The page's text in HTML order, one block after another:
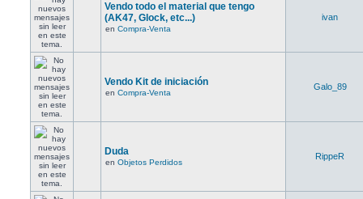
Vendo todo el material que tengo
(AK47, Glock, etc...)
en Compra-Venta
ivan
Vendo Kit de iniciación
en Compra-Venta
Galo_89
Duda
en Objetos Perdidos
RippeR